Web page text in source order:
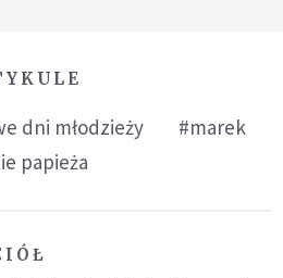
dni młodzieży
#marek
papieża